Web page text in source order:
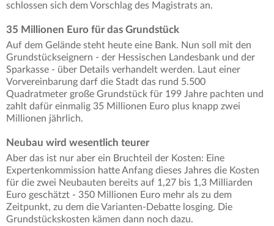
schlossen sich dem Vorschlag des Magistrats an.
35 Millionen Euro für das Grundstück
Auf dem Gelände steht heute eine Bank. Nun soll mit den
Grundstückseignern - der Hessischen Landesbank und der
Sparkasse - über Details verhandelt werden. Laut einer
Vorvereinbarung darf die Stadt das rund 5.500
Quadratmeter große Grundstück für 199 Jahre pachten und
zahlt dafür einmalig 35 Millionen Euro plus knapp zwei
Millionen jährlich.
Neubau wird wesentlich teurer
Aber das ist nur aber ein Bruchteil der Kosten: Eine
Expertenkommission hatte Anfang dieses Jahres die Kosten
für die zwei Neubauten bereits auf 1,27 bis 1,3 Milliarden
Euro geschätzt - 350 Millionen Euro mehr als zu dem
Zeitpunkt, zu dem die Varianten-Debatte losging. Die
Grundstückskosten kämen dann noch dazu.